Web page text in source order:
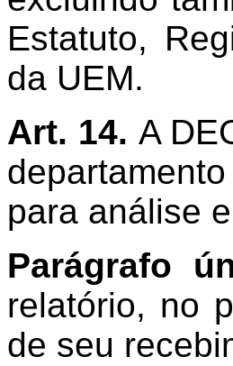
Estatuto,
da UEM.
Art. 14. A
para análise
Parágrafo
relatório, no
de seu